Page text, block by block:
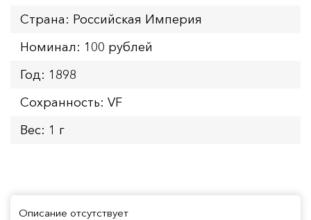
Страна: Российская Империя
Номинал: 100 рублей
Год: 1898
Сохранность: VF
Вес: 1 г
Описание отсутствует